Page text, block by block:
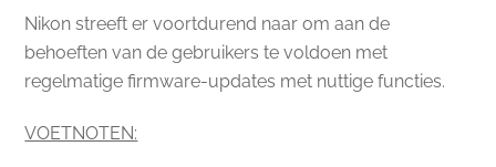
Nikon streeft er voortdurend naar om aan de
behoeften van de gebruikers te voldoen met
regelmatige firmware-updates met nuttige functies.
VOETNOTEN: